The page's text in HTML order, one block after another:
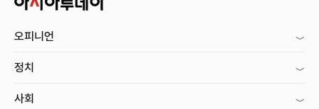
오피니언
정치
사회